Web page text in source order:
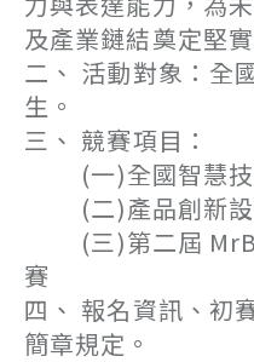
及產業鏈結奠定堅
二、 活動對象：全
生。
三、 競賽項目：
(一)全國智慧技
(二)產品創新設
(三)第二屆
賽
四、 報名資訊、初
簡章規定。